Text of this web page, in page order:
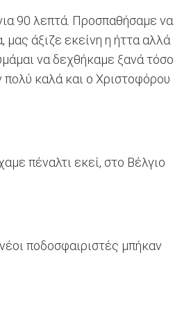
90 λεπτά. Προσπαθήσαμε να
άξιζε εκείνη η ήττα αλλά
να δεχθήκαμε ξανά τόσο
καλά και ο Χριστοφόρου
πέναλτι εκεί, στο Βέλγιο
ποδοσφαιριστές μπήκαν